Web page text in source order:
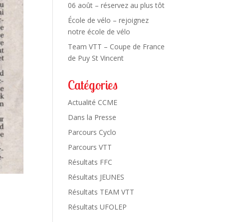
06 août – réservez au plus tôt
École de vélo – rejoignez
notre école de vélo
Team VTT – Coupe de France
de Puy St Vincent
Catégories
Actualité CCME
Dans la Presse
Parcours Cyclo
Parcours VTT
Résultats FFC
Résultats JEUNES
Résultats TEAM VTT
Résultats UFOLEP